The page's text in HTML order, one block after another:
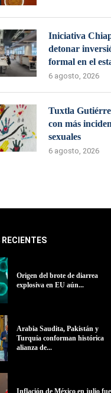
Iniciativa
detonar
formal en el
6 agosto, 2026
Tuxtla
con más
sexuales
6 agosto, 2026
Origen del brote de diarrea
explosiva en EU aún...
Arabia Saudita, Pakistán y
Turquía conforman histórica
alianza de...
Inflación de México en julio fue